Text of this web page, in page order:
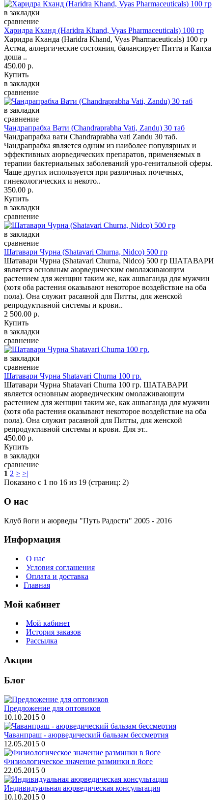
в закладки
сравнение
Харидра Кханд (Haridra Khand, Vyas Pharmaceuticals) 100 гр
Харидра Кханда (Haridra Khand, Vyas Pharmaceuticals) 100 гр
Астма, аллергические состояния, балансирует Питта и Капха
доша ..
450.00 р.
Купить
в закладки
сравнение
в закладки
сравнение
Чандрапрабха Вати (Chandraprabha Vati, Zandu) 30 таб
Чандрапрабха вати Chandraprabha vati Zandu 30 таб.
Чандрапрабха является одним из наиболее популярных и
эффективных аюрведических препаратов, применяемых в
терапии бактериальных заболеваний уро-генитальной сферы.
Чаще других используется при различных почечных,
гинекологических и некото..
350.00 р.
Купить
в закладки
сравнение
в закладки
сравнение
Шатавари Чурна (Shatavari Churna, Nidco) 500 гр
Шатавари Чурна (Shatavari Churna, Nidco) 500 гр ШАТАВАРИ
является основным аюрведическим омолаживающим
растением для женщин таким же, как ашваганда для мужчин
(хотя оба растения оказывают некоторое воздействие на оба
пола). Она служит расаяной для Питты, для женской
репродуктивной системы и крови..
2 500.00 р.
Купить
в закладки
сравнение
в закладки
сравнение
Шатавари Чурна Shatavari Churna 100 гр.
Шатавари Чурна Shatavari Churna 100 гр. ШАТАВАРИ
является основным аюрведическим омолаживающим
растением для женщин таким же, как ашваганда для мужчин
(хотя оба растения оказывают некоторое воздействие на оба
пола). Она служит расаяной для Питты, для женской
репродуктивной системы и крови. Для эт..
450.00 р.
Купить
в закладки
сравнение
1 2 > >|
Показано с 1 по 16 из 19 (страниц: 2)
О нас
Клуб йоги и аюрведы "Путь Радости" 2005 - 2016
Информация
О нас
Условия соглашения
Оплата и доставка
Главная
Мой кабинет
Мой кабинет
История заказов
Рассылка
Акции
Блог
Предложение для оптовиков
10.10.2015 0
Чаванпраш - аюрведический бальзам бессмертия
12.05.2015 0
Физиологическое значение разминки в йоге
22.05.2015 0
Индивидуальная аюрведическая консультация
10.10.2015 0